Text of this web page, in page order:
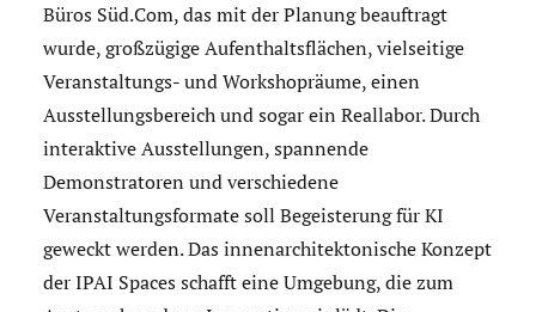
Büros Süd.Com, das mit der Planung beauftragt
wurde, großzügige Aufenthaltsflächen, vielseitige
Veranstaltungs- und Workshopräume, einen
Ausstellungsbereich und sogar ein Reallabor. Durch
interaktive Ausstellungen, spannende
Demonstratoren und verschiedene
Veranstaltungsformate soll Begeisterung für KI
geweckt werden. Das innenarchitektonische Konzept
der IPAI Spaces schafft eine Umgebung, die zum